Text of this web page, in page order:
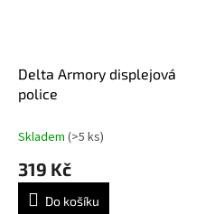
Delta Armory displejová
police
Skladem (>5 ks)
319 Kč
Do košíku